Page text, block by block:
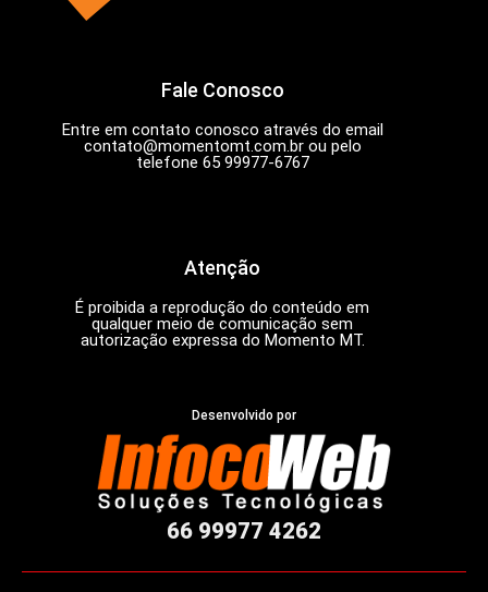
Fale Conosco
Entre em contato conosco através do email
contato@momentomt.com.brou pelo
telefone 65 99977-6767
Atenção
É proibida a reprodução do conteúdo em
qualquer meio de comunicação sem
autorização expressa do Momento MT.
Desenvolvido por
66 99977 4262